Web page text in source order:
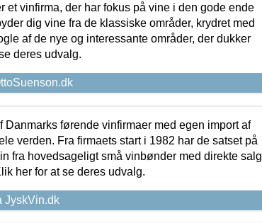
et vinfirma, der har fokus på vine i den gode ende
dig vine fra de klassiske områder, krydret med
af de nye og interessante områder, der dukker
deres udvalg.
Danmarks førende vinfirmaer med egen import af
verden. Fra firmaets start i 1982 har de satset på
fra hovedsageligt små vinbønder med direkte salg
her for at se deres udvalg.
JyskVin.dk